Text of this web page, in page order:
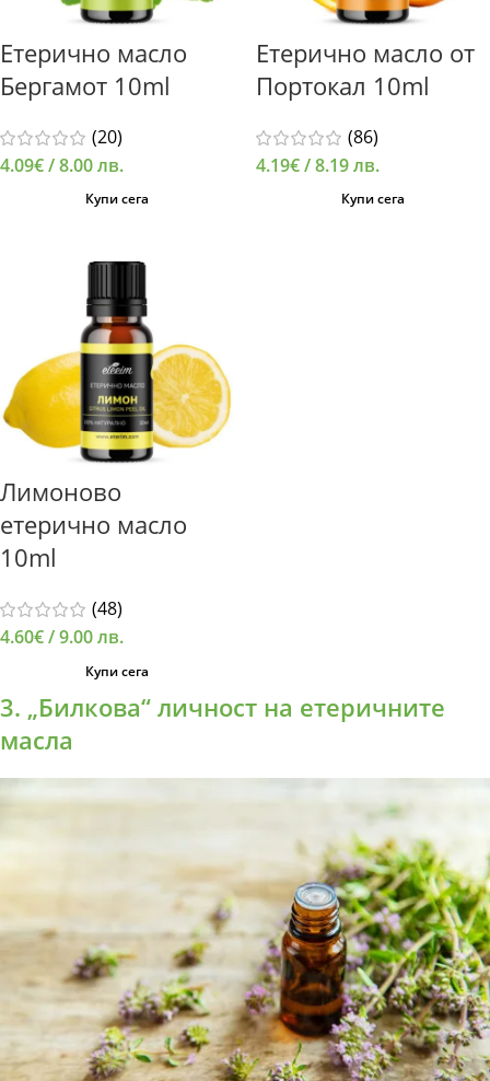
Етерично масло
Бергамот 10ml
(20)
4.09€/ 8.00 лв.
Купи сега
Етерично масло от
Портокал 10ml
(86)
4.19€/ 8.19 лв.
Купи сега
Лимоново
етерично масло
10ml
(48)
4.60€/ 9.00 лв.
Купи сега
3. „Билкова“ личност на етеричните
масла